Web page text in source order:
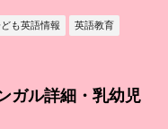
も英語情報 英語教育
ガル詳細・乳幼児